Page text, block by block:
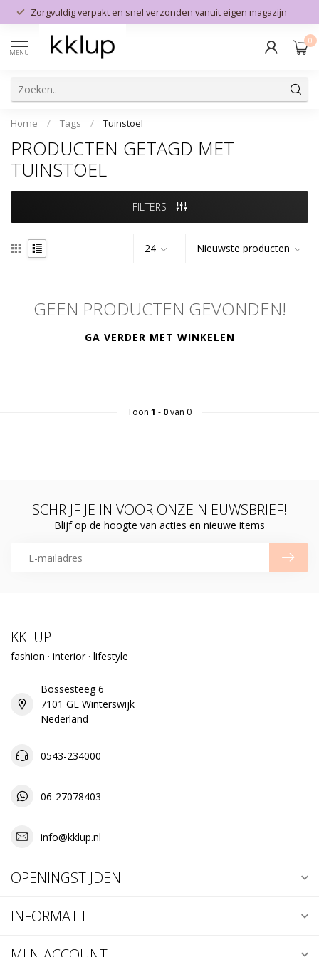
Zorgvuldig verpakt en snel verzonden vanuit eigen magazijn
MENU
0
Home / Tags / Tuinstoel
PRODUCTEN GETAGD MET
TUINSTOEL
FILTERS
GEEN PRODUCTEN GEVONDEN!
GA VERDER MET WINKELEN
Toon 1 - 0van 0
SCHRIJF JE IN VOOR ONZE NIEUWSBRIEF!
Blijf op de hoogte van acties en nieuwe items
KKLUP
fashion · interior · lifestyle
Bossesteeg 6
7101 GE Winterswijk
Nederland
0543-234000
06-27078403
info@kklup.nl
OPENINGSTIJDEN
INFORMATIE